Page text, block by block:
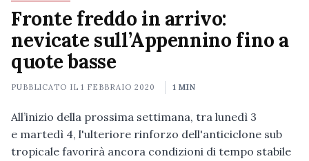
Fronte freddo in arrivo:
nevicate sull’Appennino fino a
quote basse
PUBBLICATO IL1 FEBBRAIO 2020 1 MIN
All’inizio della prossima settimana, tra lunedì 3
e martedì 4, l'ulteriore rinforzo dell'anticiclone sub
tropicale favorirà ancora condizioni di tempo stabile